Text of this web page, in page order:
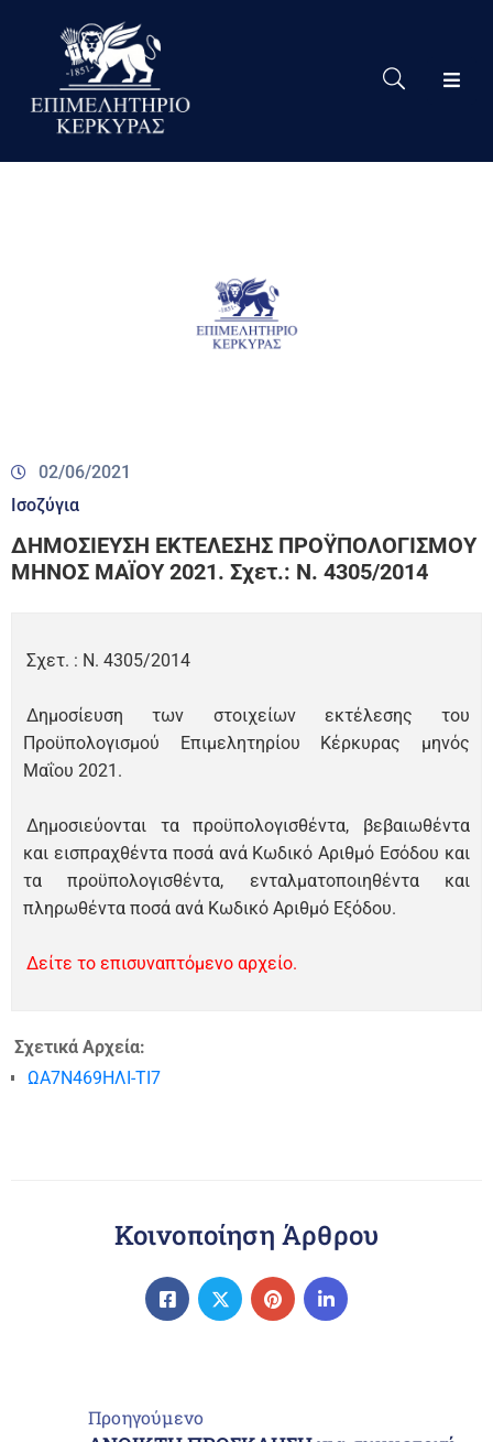
Το
Eπιμελητήριο
02/06/2021
Ισοζύγια
ΔΗΜΟΣΙΕΥΣΗ ΕΚΤΕΛΕΣΗΣ ΠΡΟΫΠΟΛΟΓΙΣΜΟΥ
ΜΗΝΟΣ ΜΑΪΟΥ 2021. Σχετ.: Ν. 4305/2014
Σχετ. : Ν. 4305/2014
Δημοσίευση των στοιχείων εκτέλεσης του
Προϋπολογισμού Επιμελητηρίου Κέρκυρας μηνός
Μαΐου 2021.
Δημοσιεύονται τα προϋπολογισθέντα, βεβαιωθέντα
και εισπραχθέντα ποσά ανά Κωδικό Αριθμό Εσόδου και
τα προϋπολογισθέντα, ενταλματοποιηθέντα και
πληρωθέντα ποσά ανά Κωδικό Αριθμό Εξόδου.
Δείτε τo επισυναπτόμενo αρχείo.
Σχετικά Αρχεία:
ΩΑ7Ν469ΗΛΙ-ΤΙ7
Κοινοποίηση Άρθρου
Προηγούμενο